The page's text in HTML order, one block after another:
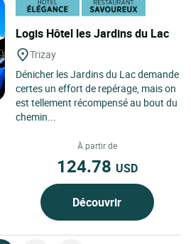
Logis Hôtel les Jardins du Lac
Trizay
Dénicher les Jardins du Lac demande
certes un effort de repérage, mais on
est tellement récompensé au bout du
chemin...
À partir de
124.78 USD
Découvrir